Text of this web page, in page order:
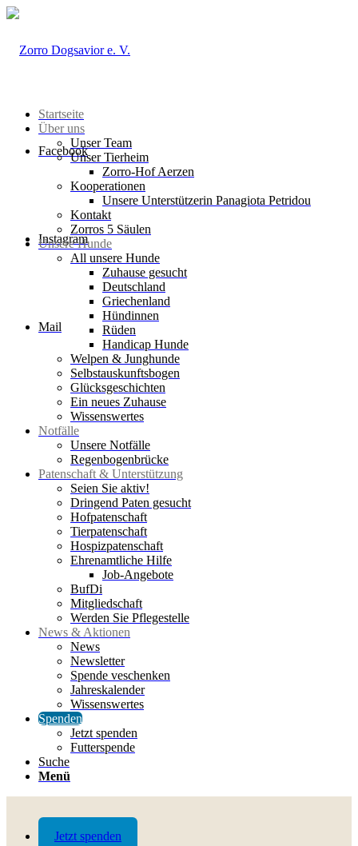
Jetzt spenden
Facebook
Instagram
Mail
Startseite
Über uns
Unser Team
Unser Tierheim
Zorro-Hof Aerzen
Kooperationen
Unsere Unterstützerin Panagiota Petridou
Kontakt
Zorros 5 Säulen
Unsere Hunde
All unsere Hunde
Zuhause gesucht
Deutschland
Griechenland
Hündinnen
Rüden
Handicap Hunde
Welpen & Junghunde
Selbstauskunftsbogen
Glücksgeschichten
Ein neues Zuhause
Wissenswertes
Notfälle
Unsere Notfälle
Regenbogenbrücke
Patenschaft & Unterstützung
Seien Sie aktiv!
Dringend Paten gesucht
Hofpatenschaft
Tierpatenschaft
Hospizpatenschaft
Ehrenamtliche Hilfe
Job-Angebote
BufDi
Mitgliedschaft
Werden Sie Pflegestelle
News & Aktionen
News
Newsletter
Spende veschenken
Jahreskalender
Wissenswertes
Spenden
Jetzt spenden
Futterspende
Suche
Menü